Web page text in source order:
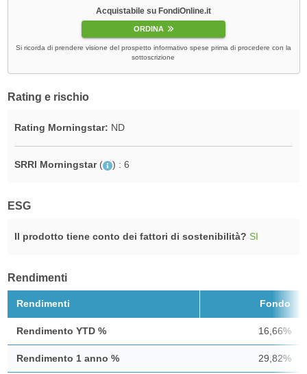
Acquistabile su FondiOnline.it
ORDINA
Si ricorda di prendere visione del prospetto informativo spese prima di procedere con la
sottoscrizione
Rating e rischio
Rating Morningstar: ND
SRRI Morningstar ( ) : 6
ESG
Il prodotto tiene conto dei fattori di sostenibilità? SI
Rendimenti
Rendimenti Fondo
Rendimento YTD % 16,66%
Rendimento 1 anno % 29,82%